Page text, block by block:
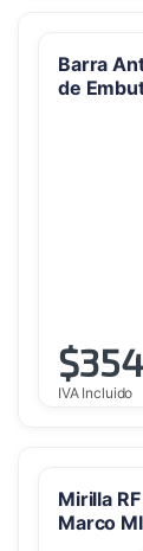
Barra
de
$
IVA Incluido
Mirilla
Marco